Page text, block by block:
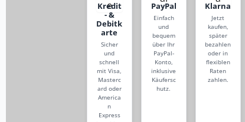
Kredit
- &
Debitk
arte
Sicher
und
schnell
mit Visa,
Masterc
ard oder
America
n
Express
PayPal
Einfach
und
bequem
über Ihr
PayPal-
Konto,
inklusive
Käufersc
hutz.
Klarna
Jetzt
kaufen,
später
bezahlen
oder in
flexiblen
Raten
zahlen.